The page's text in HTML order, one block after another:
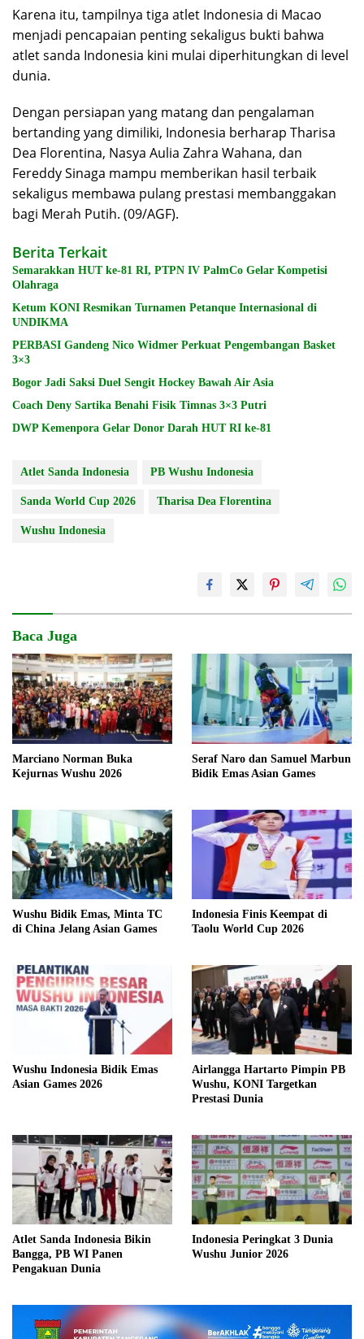
Karena itu, tampilnya tiga atlet Indonesia di Macao
menjadi pencapaian penting sekaligus bukti bahwa
atlet sanda Indonesia kini mulai diperhitungkan di level
dunia.
Dengan persiapan yang matang dan pengalaman
bertanding yang dimiliki, Indonesia berharap Tharisa
Dea Florentina, Nasya Aulia Zahra Wahana, dan
Fereddy Sinaga mampu memberikan hasil terbaik
sekaligus membawa pulang prestasi membanggakan
bagi Merah Putih. (09/AGF).
Berita Terkait
Semarakkan HUT ke-81 RI, PTPN IV PalmCo Gelar Kompetisi
Olahraga
Ketum KONI Resmikan Turnamen Petanque Internasional di
UNDIKMA
PERBASI Gandeng Nico Widmer Perkuat Pengembangan Basket
3×3
Bogor Jadi Saksi Duel Sengit Hockey Bawah Air Asia
Coach Deny Sartika Benahi Fisik Timnas 3×3 Putri
DWP Kemenpora Gelar Donor Darah HUT RI ke-81
Atlet Sanda Indonesia PB Wushu Indonesia
Sanda World Cup 2026 Tharisa Dea Florentina
Wushu Indonesia
Baca Juga
Marciano Norman Buka
Kejurnas Wushu 2026
Seraf Naro dan Samuel Marbun
Bidik Emas Asian Games
Wushu Bidik Emas, Minta TC
di China Jelang Asian Games
Indonesia Finis Keempat di
Taolu World Cup 2026
Wushu Indonesia Bidik Emas
Asian Games 2026
Airlangga Hartarto Pimpin PB
Wushu, KONI Targetkan
Prestasi Dunia
Atlet Sanda Indonesia Bikin
Bangga, PB WI Panen
Pengakuan Dunia
Indonesia Peringkat 3 Dunia
Wushu Junior 2026